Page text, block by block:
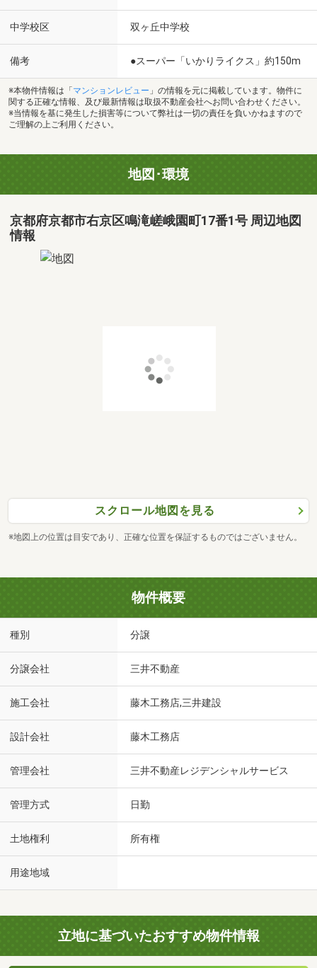
中学校区 双ヶ丘中学校
備考 ●スーパー「いかりライクス」約150m
※本物件情報は「 マンションレビュー 」の情報を元に掲載しています。物件に
関する正確な情報、及び最新情報は取扱不動産会社へお問い合わせください。
※当情報を基に発生した損害等について弊社は一切の責任を負いかねますので
ご理解の上ご利用ください。
地図･環境
京都府京都市右京区鳴滝嵯峨園町17番1号 周辺地図
情報
スクロール地図を見る
※地図上の位置は目安であり、正確な位置を保証するものではございません。
物件概要
種別 分譲
分譲会社 三井不動産
施工会社 藤木工務店,三井建設
設計会社 藤木工務店
管理会社 三井不動産レジデンシャルサービス
管理方式 日勤
土地権利 所有権
用途地域
立地に基づいたおすすめ物件情報